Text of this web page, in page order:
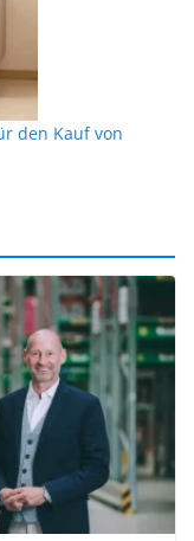
den Kauf von